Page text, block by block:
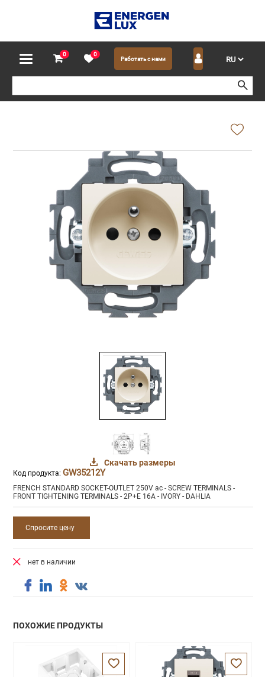
0 0
Работать с нами
Скачать размеры
Код продукта: GW35212Y
FRENCH STANDARD SOCKET-OUTLET 250V ac - SCREW TERMINALS -
FRONT TIGHTENING TERMINALS - 2P+E 16A - IVORY - DAHLIA
Спросите цену
нет в наличии
ПОХОЖИЕ ПРОДУКТЫ